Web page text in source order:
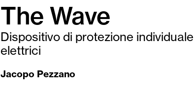
The Wave
Dispositivo di protezione
elettrici
Jacopo Pezzano